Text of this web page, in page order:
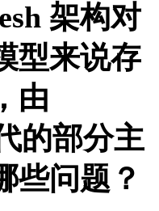
架构对
型来说存
由
的部分主
些问题？